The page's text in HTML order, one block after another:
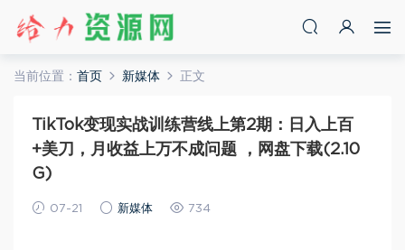
当前位置： 首页 新媒体 正文
TikTok变现实战训练营线上第2期：日入上百
+美刀，月收益上万不成问题 ，网盘下载(2.10
G)
07-21 新媒体 734